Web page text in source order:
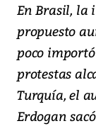
En Brasil, la
propuesto
poco
protestas
Turquía, el
Erdogan